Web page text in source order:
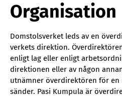
Organisation
Domstolsverket leds av en
verkets direktion.
enligt lag eller enligt
direktionen eller av någon
utnämner överdirektören för
sänder. Pasi Kumpula är